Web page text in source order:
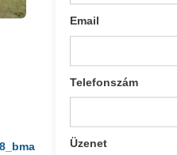
Email
Telefonszám
Üzenet